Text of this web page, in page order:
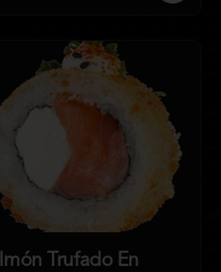
Trufado En